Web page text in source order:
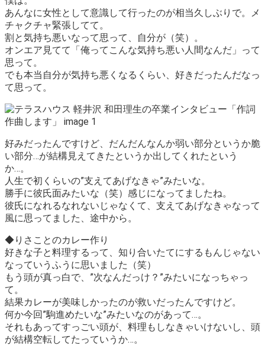
あんなに女性として意識して行ったのが相当久しぶりで。メ
チャクチャ緊張してて。
割と気持ち悪いなって思って、自分が（笑）。
オンエア見てて 「俺ってこんな気持ち悪い人間なんだ」 って
思って。
でも本当自分が気持ち悪くなるくらい、好きだったんだなっ
て思って。
好みだったんですけど、だんだんなんか弱い部分というか脆
い部分…が結構見えてきたというか出してくれたという
か…。
人生で初くらいの”支えてあげなきゃ”みたいな。
勝手に彼氏面みたいな（笑）感じになってましたね。
彼氏になれるなれないじゃなくて、支えてあげなきゃなって
風に思ってました、途中から。
◆りさことのカレー作り
好きな子と料理するって、 知り合いたてにするもんじゃない
なっていうふうに思いました（笑）
もう頭が真っ白で、”次なんだっけ？”みたいになっちゃっ
て。
結果カレーが美味しかったのが救いだったんですけど。
何か今回”駒進めたいな”みたいなのがあって…。
それもあってすっごい頭が、料理もしなきゃいけないし、頭
が結構空転してたっていうか…。